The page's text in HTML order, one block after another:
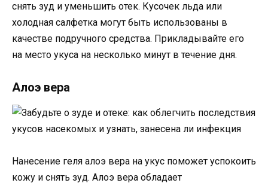
снять зуд и уменьшить отек. Кусочек льда или
холодная салфетка могут быть использованы в
качестве подручного средства. Прикладывайте его
на место укуса на несколько минут в течение дня.
Алоэ вера
Нанесение геля алоэ вера на укус поможет успокоить
кожу и снять зуд. Алоэ вера обладает